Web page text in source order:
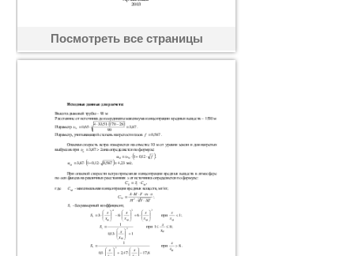
Посмотреть все страницы